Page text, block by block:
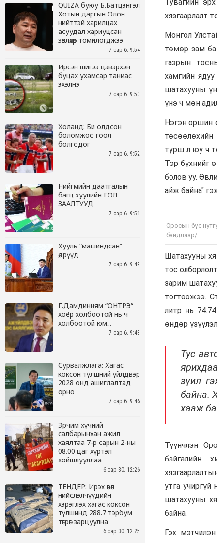
QUIZA буюу Б.Батцэнгэл
Хотын даргын Олон
нийттэй харилцах
асуудал хариуцсан
зөвлөхөөр томилогджээ
7 сар 6. 9:54
Ирсэн шигээ цэвэрхэн
буцах ухамсар таниас
эхэлнэ
7 сар 6. 9:53
Холанд: Би олдсон
боломжоо гоол
болгодог
7 сар 6. 9:52
Нийгмийн даатгалын
багц хуулийн ГОЛ
ЗААЛТУУД
7 сар 6. 9:51
Хууль “машиндсан”
өдрүүд
7 сар 6. 9:49
Г.Дамдинням “ОНТРЭ“
хоёр холбоотой нь ч
холбоотой юм...
7 сар 6. 9:48
Сурвалжлага: Хагас
коксон түлшний үйлдвэр
2028 онд ашиглалтад
орно
7 сар 6. 9:46
Эрчим хүчний
салбарынхан ажил
хаялтаа 7-р сарын 2-ны
08.00 цаг хүртэл
хойшлууллаа
6 сар 30. 12:26
ТЕНДЕР: Ирэх өвөл
нийслэлчүүдийн
хэрэглэх хагас коксон
түлшинд 288.7 тэрбум
төгрөг зарцуулна
6 сар 30. 12:25